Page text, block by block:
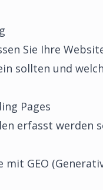
Sie Ihre
sollten und
Pages
erfasst werden
mit GEO